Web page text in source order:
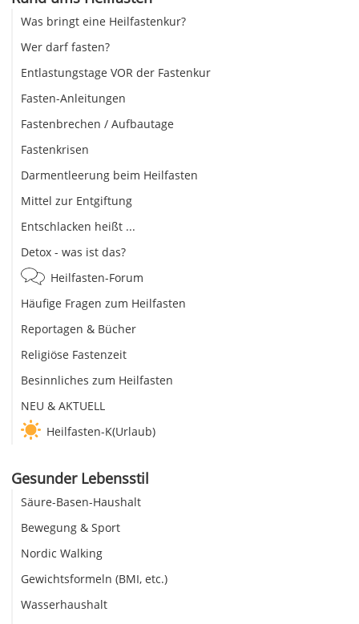
Was bringt eine Heilfastenkur?
Wer darf fasten?
Entlastungstage VOR der Fastenkur
Fasten-Anleitungen
Fastenbrechen / Aufbautage
Fastenkrisen
Darmentleerung beim Heilfasten
Mittel zur Entgiftung
Entschlacken heißt ...
Detox - was ist das?
Heilfasten-Forum
Häufige Fragen zum Heilfasten
Reportagen & Bücher
Religiöse Fastenzeit
Besinnliches zum Heilfasten
NEU & AKTUELL
Heilfasten-K(Urlaub)
Gesunder Lebensstil
Säure-Basen-Haushalt
Bewegung & Sport
Nordic Walking
Gewichtsformeln (BMI, etc.)
Wasserhaushalt